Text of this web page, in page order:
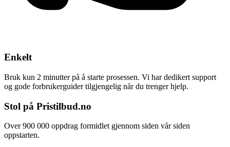
Enkelt
Bruk kun 2 minutter på å starte prosessen. Vi har dedikert support
og gode forbrukerguider tilgjengelig når du trenger hjelp.
Stol på Pristilbud.no
Over 900 000 oppdrag formidlet gjennom siden vår siden
oppstarten.